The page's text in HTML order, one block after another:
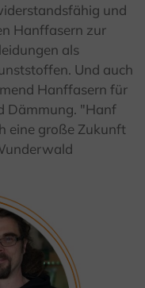
und
Hanffasern zur
als
Und auch
Hanffasern für
Dämmung. "Hanf
eine große Zukunft